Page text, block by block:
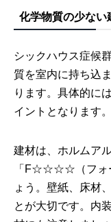
化学物質の少ない
シックハウス症候
質を室内に持ち込
ります。具体的に
イントとなります。
建材は、ホルムア
「F☆☆☆☆（フォ
ょう。壁紙、床材
とが大切です。内